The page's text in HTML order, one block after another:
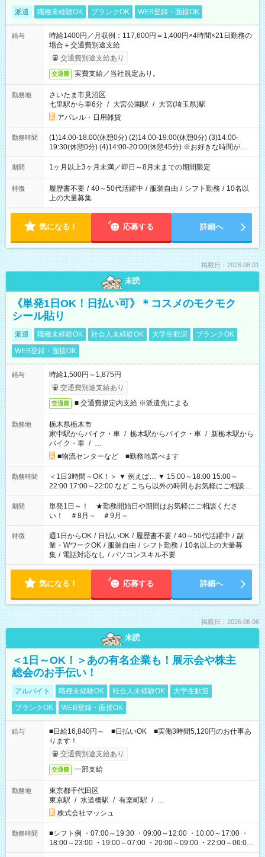
派遣 職種未経験OK ブランクOK WEB登録・面接OK
給与
時給1400円／月収例：117,600円＝1,400円×4時間×21日勤務の
場合＋交通費別途支給
交通費別途支給あり
交通費 実費支給／当社規定あり。
勤務地
さいたま市見沼区
七里駅から車6分 / 大宮公園駅 / 大宮(埼玉県)駅
アパレル・日用雑貨
勤務時間
(1)14:00-18:00(休憩0分) (2)14:00-19:00(休憩0分) (3)14:00-
19:30(休憩0分) (4)14:00-20:00(休憩45分) ※お好きな時間が選べ
ます
期間 1ヶ月以上3ヶ月未満／即日～8月末までの期間限定
特徴 履歴書不要 / 40～50代活躍中 / 服装自由 / シフト勤務 / 10名以
上の大量募集
気になる！ 応募する 詳細へ
掲載日：2026.08.01
未読
《単発1日OK！日払い可》＊コスメのモクモク
シール貼り
派遣 職種未経験OK 社会人未経験OK 大学生歓迎
ブランクOK
WEB登録・面接OK
給与
時給1,500円～1,875円
交通費別途支給あり
交通費 ■ 交通費規定内支給 ※派遣先による
勤務地
栃木県栃木市
家中駅からバイク・車 / 栃木駅からバイク・車 / 新栃木駅から
バイク・車 / …
■物流センターなど ■勤務地選べます
勤務時間
＜1日3時間～OK！＞ ▼ 例えば… ▼ 15:00～18:00 15:00～
22:00 17:00～22:00 など こちら以外の時間もお気軽にご相談く
ださい！
期間
単発1日～！ ★勤務開始日や期間はお気軽にご相談くださ
い！ ＃8月～ ＃9月～
特徴 週1日からOK / 日払いOK / 履歴書不要 / 40～50代活躍中 / 副
業・WワークOK / 服装自由 / シフト勤務 / 10名以上の大量募
集 / 電話対応なし / パソコンスキル不要
気になる！ 応募する 詳細へ
掲載日：2026.08.06
未読
＜1日～OK！＞あの有名企業も！展示会や株主
総会のお手伝い！
アルバイト 職種未経験OK 社会人未経験OK
大学生歓迎
ブランクOK
WEB登録・面接OK
給与
■日給16,840円～ ■日払いOK ■実働3時間5,120円のお仕事あ
ります！
交通費別途支給あり
交通費 一部支給
勤務地
東京都千代田区
東京駅 / 水道橋駅 / 有楽町駅 / …
株式会社マッシュ
勤務時間
■シフト例 ・07:00～19:30 ・09:00～12:00 ・10:00～17:00 ・
18:00～23:00 ・19:00～07:00 ・20:00～09:00 ・22:00～06:00
etc ★最短で3時間で5,120円のお仕事から 15時間で2万円近く稼